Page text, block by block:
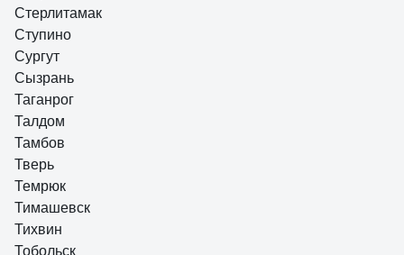
Стерлитамак
Ступино
Сургут
Сызрань
Таганрог
Талдом
Тамбов
Тверь
Темрюк
Тимашевск
Тихвин
Тобольск